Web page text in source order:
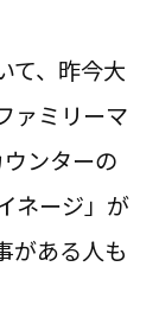
て、昨今大
ァミリーマ
ンターの
ネージ」が
がある人も